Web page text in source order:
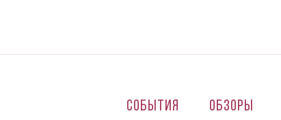
События Обзоры